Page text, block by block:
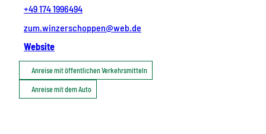
+49 174 1996494
zum.winzerschoppen@web.de
Website
Anreise mit öffentlichen Verkehrsmitteln
Anreise mit dem Auto